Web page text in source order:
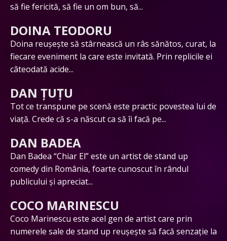
să fie fericită, să fie un om bun, să...
DOINA TEODORU
Doina reușește să stârnească un râs sănătos, curat, la
fiecare eveniment la care este invitată. Prin replicile ei
câteodată acide...
DAN ȚUȚU
Tot ce transpune pe scenă este practic povestea lui de
viață. Crede că s-a născut ca să îi facă pe...
DAN BADEA
Dan Badea “Chiar El” este un artist de stand up
comedy din România, foarte cunoscut în rândul
publicului și apreciat...
COCO MARINESCU
Coco Marinescu este acel gen de artist care prin
numerele sale de stand up reușește să facă senzație la